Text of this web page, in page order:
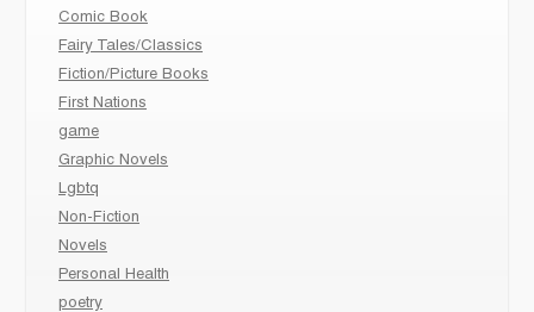
Comic Book
Fairy Tales/Classics
Fiction/Picture Books
First Nations
game
Graphic Novels
Lgbtq
Non-Fiction
Novels
Personal Health
poetry